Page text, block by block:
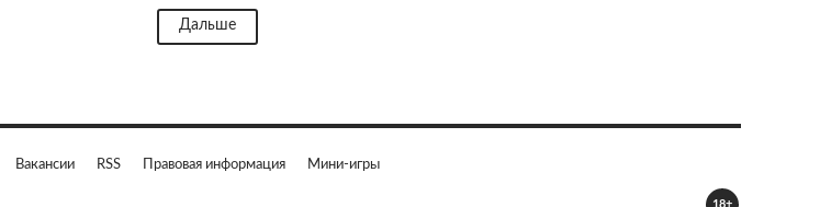
Дальше
Вакансии RSS Правовая информация Мини-игры
18+